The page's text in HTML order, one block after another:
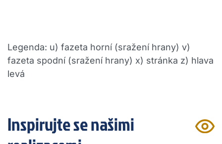
Legenda: u) fazeta horní (sražení hrany) v)
fazeta spodní (sražení hrany) x) stránka z) hlava
levá
Inspirujte se našimi